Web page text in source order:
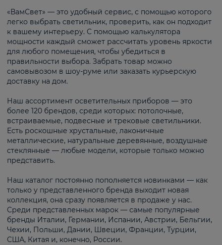
«ВамСвет» — это удобный сервис, с помощью которого
легко выбрать светильник, проверить, как он подходит
к вашему интерьеру. С помощью калькулятора
мощности каждый сможет рассчитать уровень яркости
для любого помещения, чтобы убедиться в
правильности выбора. Забрать товар можно
самовывозом в шоу-руме или заказать курьерскую
доставку на дом.
Наш ассортимент осветительных приборов — это
более 120 брендов, среди которых: потолочные,
встраиваемые, подвесные и трековые светильники.
Есть роскошные хрустальные, лаконичные
металлические, натуральные деревянные, воздушные
стеклянные — любые модели, которые только можно
представить.
Наш каталог постоянно пополняется новинками — как
только у представленного бренда выходит новая
коллекция, она сразу появляется в продаже у нас.
Среди представленных марок — самые популярные
бренды Италии, Германии, Испании, Австрии, Бельгии,
Чехии, Польши, Дании, Швеции, Франции, Турции,
США, Китая и, конечно, России.